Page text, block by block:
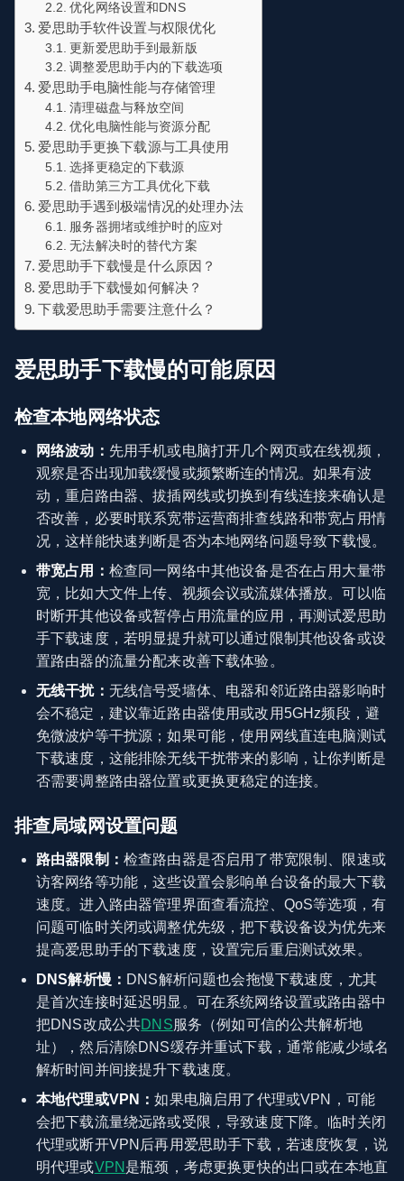
优化网络设置和DNS
爱思助手软件设置与权限优化
更新爱思助手到最新版
调整爱思助手内的下载选项
爱思助手电脑性能与存储管理
清理磁盘与释放空间
优化电脑性能与资源分配
爱思助手更换下载源与工具使用
选择更稳定的下载源
借助第三方工具优化下载
爱思助手遇到极端情况的处理办法
服务器拥堵或维护时的应对
无法解决时的替代方案
爱思助手下载慢是什么原因？
爱思助手下载慢如何解决？
下载爱思助手需要注意什么？
爱思助手下载慢的可能原因
检查本地网络状态
网络波动： 先用手机或电脑打开几个网页或在线视频，
观察是否出现加载缓慢或频繁断连的情况。如果有波
动，重启路由器、拔插网线或切换到有线连接来确认是
否改善，必要时联系宽带运营商排查线路和带宽占用情
况，这样能快速判断是否为本地网络问题导致下载慢。
带宽占用： 检查同一网络中其他设备是否在占用大量带
宽，比如大文件上传、视频会议或流媒体播放。可以临
时断开其他设备或暂停占用流量的应用，再测试爱思助
手下载速度，若明显提升就可以通过限制其他设备或设
置路由器的流量分配来改善下载体验。
无线干扰： 无线信号受墙体、电器和邻近路由器影响时
会不稳定，建议靠近路由器使用或改用5GHz频段，避
免微波炉等干扰源；如果可能，使用网线直连电脑测试
下载速度，这能排除无线干扰带来的影响，让你判断是
否需要调整路由器位置或更换更稳定的连接。
排查局域网设置问题
路由器限制： 检查路由器是否启用了带宽限制、限速或
访客网络等功能，这些设置会影响单台设备的最大下载
速度。进入路由器管理界面查看流控、QoS等选项，有
问题可临时关闭或调整优先级，把下载设备设为优先来
提高爱思助手的下载速度，设置完后重启测试效果。
DNS解析慢： DNS解析问题也会拖慢下载速度，尤其
是首次连接时延迟明显。可在系统网络设置或路由器中
把DNS改成公共DNS服务（例如可信的公共解析地
址），然后清除DNS缓存并重试下载，通常能减少域名
解析时间并间接提升下载速度。
本地代理或VPN：如果电脑启用了代理或VPN，可能
会把下载流量绕远路或受限，导致速度下降。临时关闭
代理或断开VPN后再用爱思助手下载，若速度恢复，说
明代理或VPN 是瓶颈，考虑更换更快的出口或在本地直